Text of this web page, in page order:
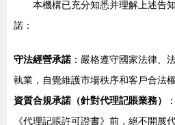
本機構已充分知悉并理解上述告
諾：
守法經營承諾 ：嚴格遵守國家法律、
執業，自覺維護市場秩序和客戶合法權
資質合規承諾（針對代理記賬業務）
《代理記賬許可證書》前，絕不開展